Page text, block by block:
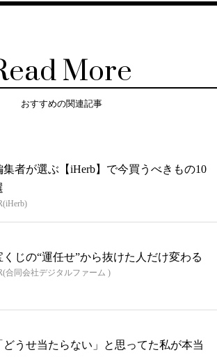
More
おすすめの関連記事
集者が選ぶ【iHerb】で今買うべきもの10
くじの“運任せ”から抜けた人だけ変わる
合同会社デジタルファーム )
どうせ当たらない」と思ってた私が本当